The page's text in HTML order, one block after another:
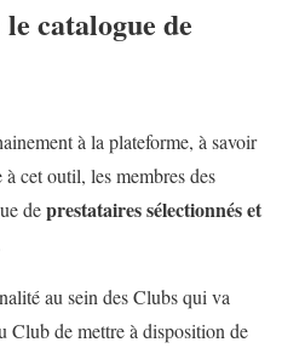
catalogue de
à la plateforme, à savoir
à cet outil, les membres des
deprestataires sélectionnés et
au sein des Clubs qui va
Club de mettre à disposition de